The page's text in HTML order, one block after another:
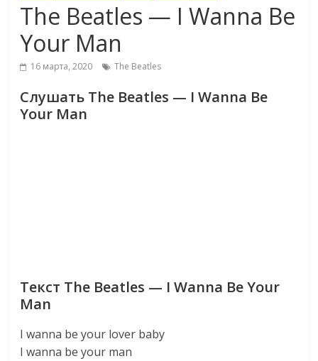
The Beatles — I Wanna Be
Your Man
16 марта, 2020 The Beatles
Слушать The Beatles — I Wanna Be
Your Man
Текст The Beatles — I Wanna Be Your
Man
I wanna be your lover baby
I wanna be your man